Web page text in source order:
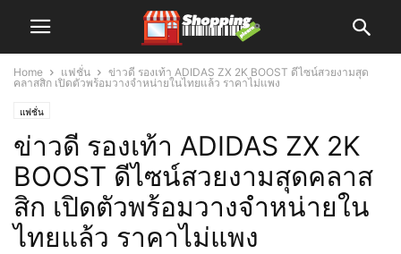
Home แฟชั่น
ข่าวดี รองเท้า ADIDAS ZX 2K BOOST ดีไซน์สวยงามสุด
คลาสสิก เปิดตัวพร้อมวางจำหน่ายในไทยแล้ว ราคาไม่แพง
แฟชั่น
ข่าวดี รองเท้า ADIDAS ZX 2K
BOOST ดีไซน์สวยงามสุดคลาส
สิก เปิดตัวพร้อมวางจำหน่ายใน
ไทยแล้ว ราคาไม่แพง